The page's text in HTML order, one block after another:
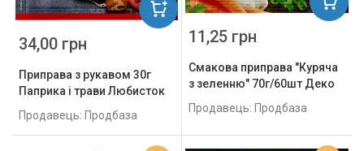
Приправа з рукавом 30г
Паприка і трави Любисток
Продавець: Продбаза
34,00 грн
Смакова приправа "Куряча
з зеленню" 70г/60шт Деко
Продавець: Продбаза
11,25 грн